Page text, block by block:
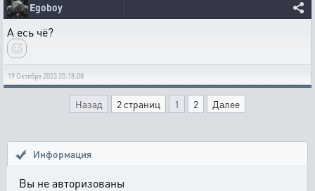
Egoboy
А есь чё?
19 Октября 2023 20:18:08
Назад 2 страниц 1 2 Далее
Информация
Вы не авторизованы